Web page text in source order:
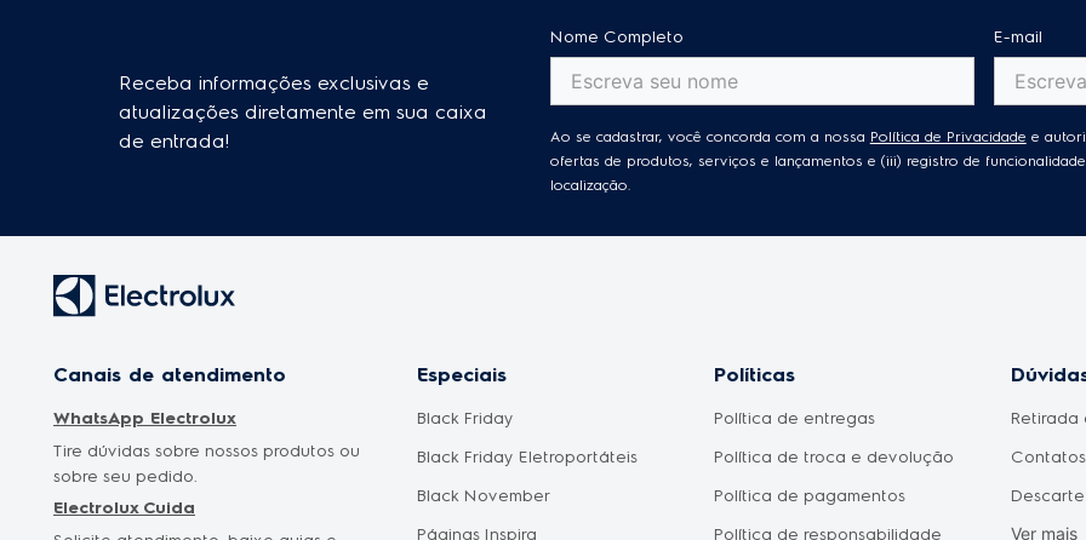
Receba informações exclusivas e
atualizações diretamente em sua caixa
de entrada!
Nome Completo E-mail
Ao se cadastrar, você concorda com a nossa Política de Privacidade e
ofertas de produtos, serviços e lançamentos e (iii) registro de
localização.
Canais de atendimento
WhatsApp Electrolux
Tire dúvidas sobre nossos produtos ou
sobre seu pedido.
Electrolux Cuida
Especiais
Black Friday
Black Friday Eletroportáteis
Black November
Páginas Inspira
Políticas
Política de entregas
Política de troca e devolução
Política de pagamentos
Política de responsabilidade
Retirada
Meu
Ver mais